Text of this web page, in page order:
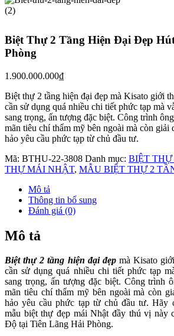
Biệt Thự 2 Tầng Hiện Đại Đẹp
Phòng
1.900.000.000₫
Biệt thự 2 tầng hiện đại đẹp mà Kisato giới
cần sử dụng quá nhiều chi tiết phức tạp mà
sang trọng, ấn tượng đặc biệt. Công trình
mãn tiêu chí thẩm mỹ bên ngoài mà còn giải
hảo yêu cầu phức tạp từ chủ đầu tư.
Mã: BTHU-22-3808 Danh mục: BIỆT
THỰ MÁI NHẬT, MẪU BIỆT THỰ 2
Mô tả
Thông tin bổ sung
Đánh giá (0)
Mô tả
Biệt thự 2 tầng hiện đại đẹpmà Kisato
cần sử dụng quá nhiều chi tiết phức tạp
sang trọng, ấn tượng đặc biệt. Công trình
mãn tiêu chí thẩm mỹ bên ngoài mà còn
hảo yêu cầu phức tạp từ chủ đầu tư. Hãy
mẫu biệt thự đẹp mái Nhật đầy thú vị này
Độ tại Tiên Lãng Hải Phòng.